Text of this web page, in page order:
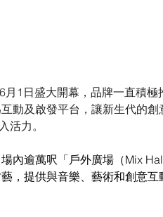
月1日盛大開幕，品牌一直積極
動及啟發平台，讓新生代的
活力。
內逾萬呎「戶外廣場（Mix
，提供與音樂、藝術和創意